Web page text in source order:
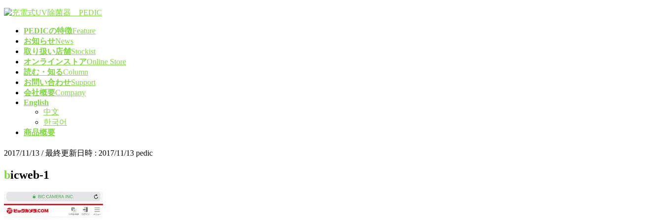
コ
ナ
PEDICの特徴Feature
お知らせNews
取り扱い店舗Stockist
オンラインストアOnline Store
読む・知るColumn
お問い合わせSupport
会社概要Company
English
中文
한국어
商品概要
2017/11/13 / 最終更新日時 : 2017/11/13 pedic
bicweb-1